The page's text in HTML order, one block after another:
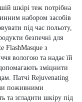
шкірі теж потрібна
набором засобів
під час польоту,
безпечні для
FlashMasque з
вологою та надає їй
зміцнити
Патчі Rejuvenating
поживними
та згладити шкіру під